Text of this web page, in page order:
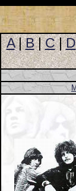
A|B|C|D